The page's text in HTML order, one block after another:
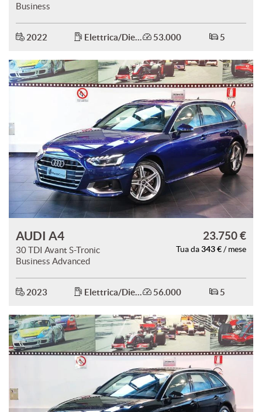
Business
2022 Elettrica/Diesel 53.000 5
AUDI A4
30 TDI Avant S-Tronic
Business Advanced
23.750 €
Tua da 343 € / mese
2023 Elettrica/Diesel 56.000 5